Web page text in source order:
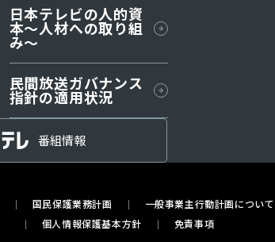
日本テレビの人的資
本〜人材への取り組
み～
⺠間放送ガバナンス
指針の適⽤状況
番組情報
国民保護業務計画 一般事業主行動計画について
個人情報保護基本方針
免責事項